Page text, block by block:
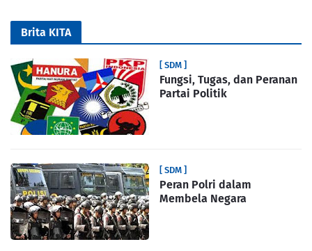
Brita KITA
[ SDM ]
Fungsi, Tugas, dan Peranan
Partai Politik
[ SDM ]
Peran Polri dalam
Membela Negara